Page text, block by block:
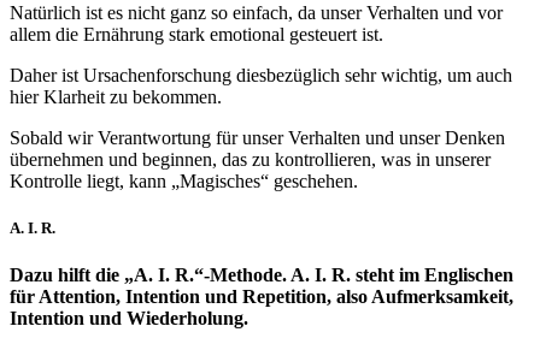
Natürlich ist es nicht ganz so einfach, da unser Verhalten und vor
allem die Ernährung stark emotional gesteuert ist.
Daher ist Ursachenforschung diesbezüglich sehr wichtig, um auch
hier Klarheit zu bekommen.
Sobald wir Verantwortung für unser Verhalten und unser Denken
übernehmen und beginnen, das zu kontrollieren, was in unserer
Kontrolle liegt, kann „Magisches“ geschehen.
A. I. R.
Dazu hilft die „A. I. R.“-Methode. A. I. R. steht im Englischen
für Attention, Intention und Repetition, also Aufmerksamkeit,
Intention und Wiederholung.